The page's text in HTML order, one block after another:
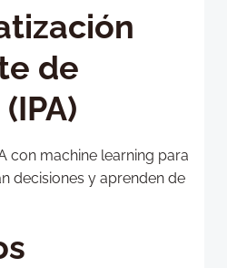
de
con machine learning para
decisiones y aprenden de